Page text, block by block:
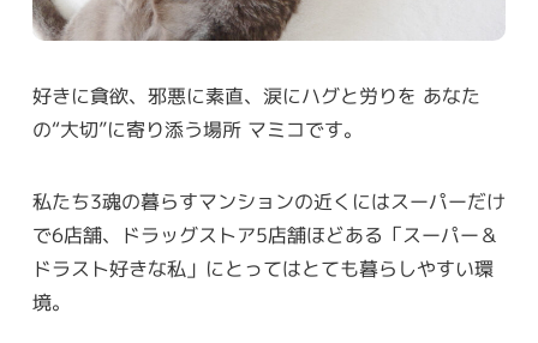
好きに貪欲、邪悪に素直、涙にハグと労りを あなた
の“大切”に寄り添う場所 マミコです。
私たち3魂の暮らすマンションの近くにはスーパーだけ
で6店舗、ドラッグストア5店舗ほどある「スーパー＆
ドラスト好きな私」にとってはとても暮らしやすい環
境。